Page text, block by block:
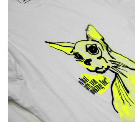
17 Junio 2026